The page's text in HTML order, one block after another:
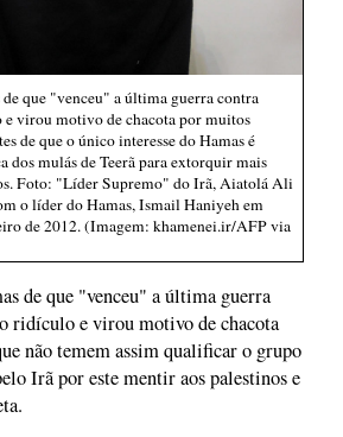
que "venceu" a última guerra contra
virou motivo de chacota por muitos
de que o único interesse do Hamas é
dos mulás de Teerã para extorquir mais
Foto: "Líder Supremo" do Irã, Aiatolá Ali
o líder do Hamas, Ismail Haniyeh em
de 2012. (Imagem: khamenei.ir/AFP via
de que "venceu" a última guerra
ridículo e virou motivo de chacota
não temem assim qualificar o grupo
Irã por este mentir aos palestinos e